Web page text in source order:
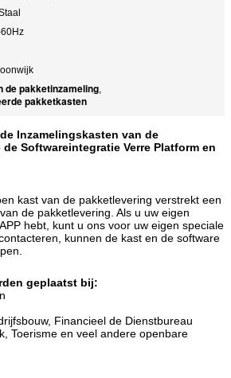
de pakketinzameling,
pakketkasten
Inzamelingskasten van de
Softwareintegratie Verre Platform en
kast van de pakketlevering verstrekt een
de pakketlevering. Als u uw eigen
hebt, kunt u ons voor uw eigen speciale
kunnen de kast en de software
geplaatst bij:
Financieel de Dienstbureau
Toerisme en veel andere openbare